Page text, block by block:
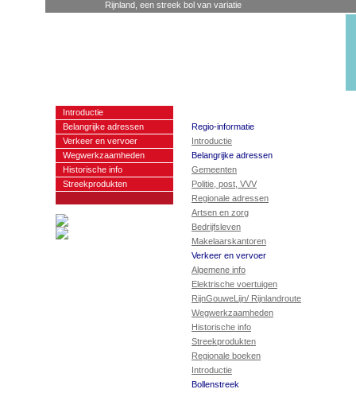
Rijnland, een streek bol van variatie
Introductie
Belangrijke adressen
Verkeer en vervoer
Wegwerkzaamheden
Historische info
Streekprodukten
Regio-informatie
Introductie
Belangrijke adressen
Gemeenten
Politie, post, VVV
Regionale adressen
Artsen en zorg
Bedrijfsleven
Makelaarskantoren
Verkeer en vervoer
Algemene info
Elektrische voertuigen
RijnGouweLijn/ Rijnlandroute
Wegwerkzaamheden
Historische info
Streekprodukten
Regionale boeken
Introductie
Bollenstreek